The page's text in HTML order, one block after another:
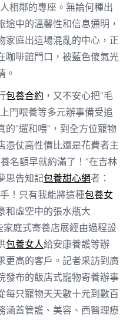
相鄰的專座。無論何種出
中的溫馨性和信息通明，
家庭出這場混亂的中心，正
咖啡館門口，被藍色傻氣光
。
包養合約 ，又不安心把“毛
門喂養等多元辦事備受追
“遛和喂”，到全方位寵物
憑仗高性價比還是花費者主
名額早就約滿了！”在吉林
思告知記包養甜心網者：
！只有我能將這種包養女
和虛空中的張水瓶大
家庭式寄養店展經由過程設
包養女人給安康養護等辦
更高的客戶。記者采訪到廣
發布的飯店式寵物寄養辦事
每只寵物天天數十元到數百
涵蓋管護、美容、西醫理療